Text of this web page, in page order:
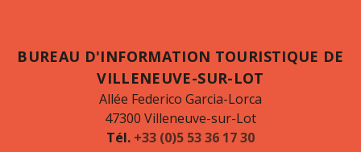
BUREAU D'INFORMATION TOURISTIQUE DE
VILLENEUVE-SUR-LOT
Allée Federico Garcia-Lorca
47300 Villeneuve-sur-Lot
Tél. +33 (0)5 53 36 17 30